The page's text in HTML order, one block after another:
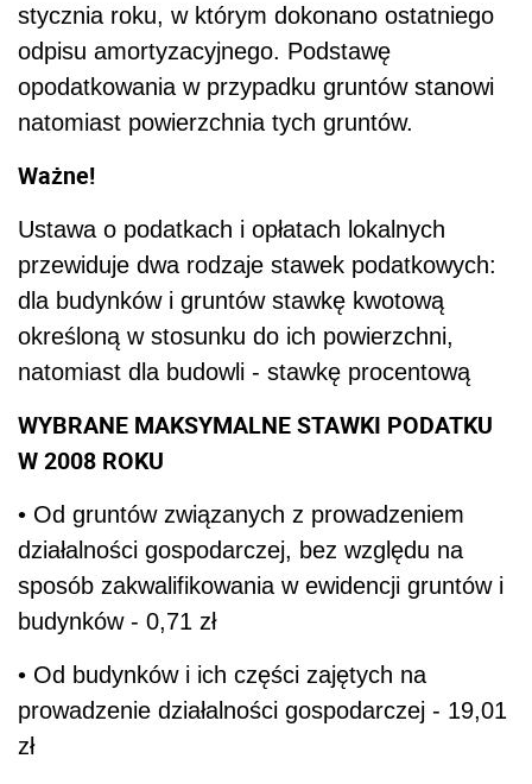
stycznia roku, w którym dokonano ostatniego
odpisu amortyzacyjnego. Podstawę
opodatkowania w przypadku gruntów stanowi
natomiast powierzchnia tych gruntów.
Ważne!
Ustawa o podatkach i opłatach lokalnych
przewiduje dwa rodzaje stawek podatkowych:
dla budynków i gruntów stawkę kwotową
określoną w stosunku do ich powierzchni,
natomiast dla budowli - stawkę procentową
WYBRANE MAKSYMALNE STAWKI PODATKU
W 2008 ROKU
• Od gruntów związanych z prowadzeniem
działalności gospodarczej, bez względu na
sposób zakwalifikowania w ewidencji gruntów i
budynków - 0,71 zł
• Od budynków i ich części zajętych na
prowadzenie działalności gospodarczej - 19,01
zł